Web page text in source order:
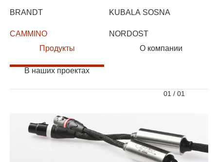
BRANDT
CAMMINO
KUBALA SOSNA
NORDOST
Продукты
О компании
В наших проектах
01 / 01